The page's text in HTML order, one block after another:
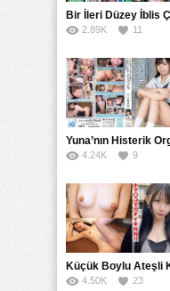
2.89K 11
4.24K 9
4.50K 23